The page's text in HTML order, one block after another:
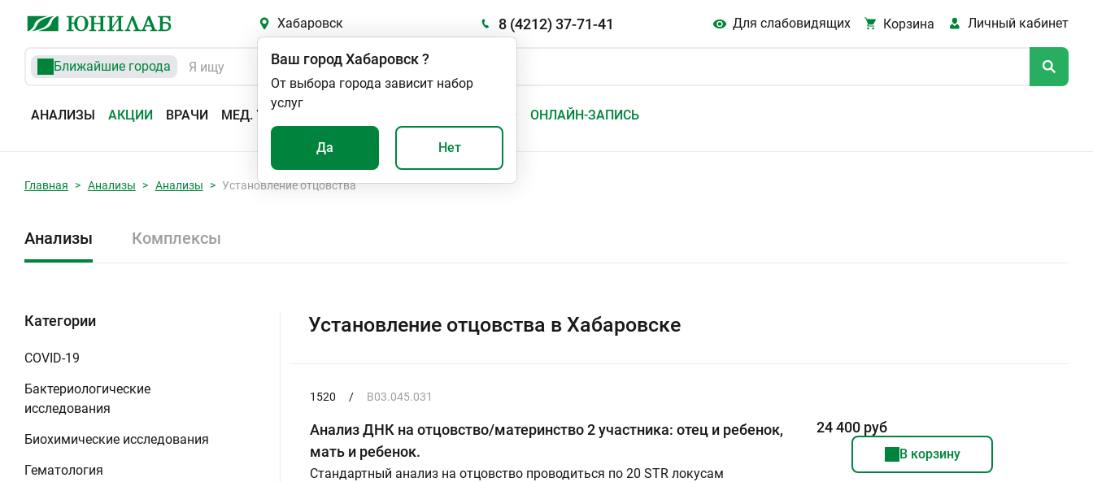
Хабаровск 8 (4212) 37-71-41 Для слабовидящих Корзина Личный кабинет
Ближайшие города
АНАЛИЗЫ АКЦИИ ВРАЧИ МЕД. УСЛУГИ ОНЛАЙН-ЗАПИСЬ
Ваш городХабаровск?
От выбора города зависит набор
услуг
Да Нет
Главная Анализы Анализы Установление отцовства
Анализы Комплексы
Категории
COVID-19
Бактериологические
исследования
Биохимические исследования
Гематология
Установление отцовства в Хабаровске
1520 / B03.045.031
Анализ ДНК на отцовство/материнство 2 участника: отец и ребенок,
мать и ребенок.
Стандартный анализ на отцовство проводиться по 20 STR локусам
24 400 руб
В корзину